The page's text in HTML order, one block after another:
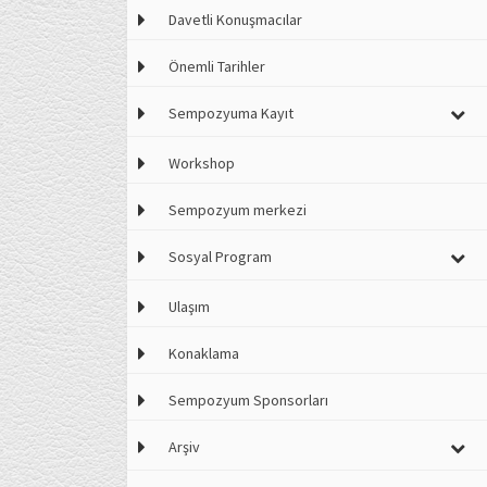
Davetli Konuşmacılar
Önemli Tarihler
Sempozyuma Kayıt
Workshop
Sempozyum merkezi
Sosyal Program
Ulaşım
Konaklama
Sempozyum Sponsorları
Arşiv